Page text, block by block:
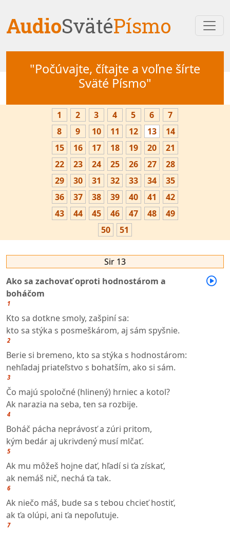
AudioSvätéPísmo
"Počúvajte, čítajte a voľne šírte
Sväté Písmo"
1 2 3 4 5 6
7
8
9 10 11 12 13
14
15
16 17 18 19 20
21
22
23 24 25 26 27
28
29
30 31 32 33 34
35
36
37 38 39 40 41
42
43
44 45 46 47 48
49
50
51
Sir 13
Ako sa zachovať oproti hodnostárom a
boháčom
1
Kto sa dotkne smoly, zašpiní sa:
kto sa stýka s posmeškárom, aj sám spyšnie.
2
Berie si bremeno, kto sa stýka s hodnostárom:
nehľadaj priateľstvo s bohatším, ako si sám.
3
Čo majú spoločné (hlinený) hrniec a kotol?
Ak narazia na seba, ten sa rozbije.
4
Boháč pácha neprávosť a zúri pritom,
kým bedár aj ukrivdený musí mlčať.
5
Ak mu môžeš hojne dať, hľadí si ťa získať,
ak nemáš nič, nechá ťa tak.
6
Ak niečo máš, bude sa s tebou chcieť hostiť,
ak ťa olúpi, ani ťa nepoľutuje.
7